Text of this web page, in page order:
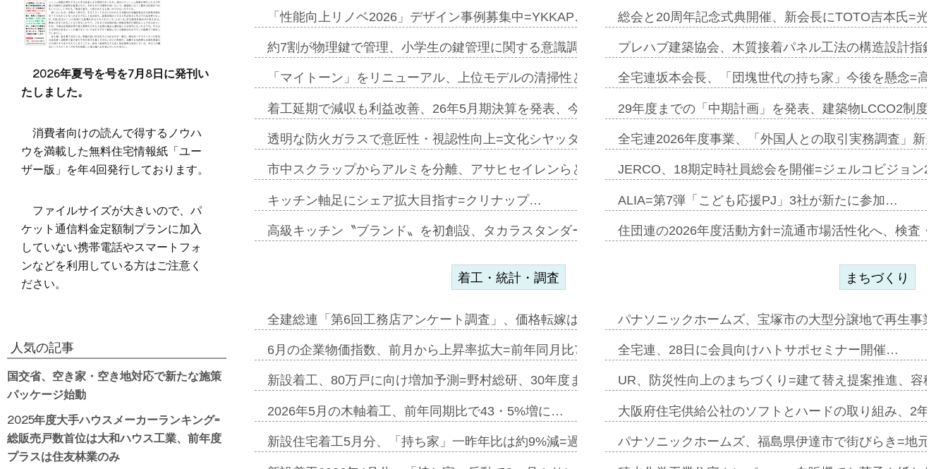
「性能向上リノベ2026」デザイン事例募集中=YKKAP…
約7割が物理鍵で管理、小学生の鍵管理に関する意識調査=Nature…
「マイトーン」をリニューアル、上位モデルの清掃性と安全性追加=リンナ…
着工延期で減収も利益改善、26年5月期決算を発表、今期は増収見込む=…
透明な防火ガラスで意匠性・視認性向上=文化シヤッター…
市中スクラップからアルミを分離、アサヒセイレンらと協働開発開始=三協…
キッチン軸足にシェア拡大目指す=クリナップ…
高級キッチン〝ブランド〟を初創設、タカラスタンダードが新築分譲M専用…
総会と20周年記念式典開催、新会長にTOTO吉本氏=光
プレハブ建築協会、木質接着パネル工法の構造設計指針
全宅連坂本会長、「団塊世代の持ち家」今後を懸念=高
29年度までの「中期計画」を発表、建築物LCCO2制度
全宅連2026年度事業、「外国人との取引実務調査」新規
JERCO、18期定時社員総会を開催=ジェルコビジョン
ALIA=第7弾「こども応援PJ」3社が新たに参加…
住団連の2026年度活動方針=流通市場活性化へ、検査・
着工・統計・調査
全建総連「第6回工務店アンケート調査」、価格転嫁は十分に進まず=「物…
6月の企業物価指数、前月から上昇率拡大=前年同月比7・1%上昇…
新設着工、80万戸に向け増加予測=野村総研、30年度まで〝揺り戻し〟…
2026年5月の木軸着工、前年同期比で43・5%増に…
新設住宅着工5月分、「持ち家」一昨年比は約9%減=過去10年で下から…
まちづくり
パナソニックホームズ、宝塚市の大型分譲地で再生事業
全宅連、28日に会員向けハトサポセミナー開催…
UR、防災性向上のまちづくり=建て替え提案推進、容積
大阪府住宅供給公社のソフトとハードの取り組み、2年
パナソニックホームズ、福島県伊達市で街びらき=地元
2026年夏号を号を7月8日に発刊い
たしました。
消費者向けの読んで得するノウハ
ウを満載した無料住宅情報紙「ユー
ザー版」を年4回発行しております。
ファイルサイズが大きいので、パ
ケット通信料金定額制プランに加入
していない携帯電話やスマートフォ
ンなどを利用している方はご注意く
ださい。
人気の記事
国交省、空き家・空き地対応で新たな施策
パッケージ始動
2025年度大手ハウスメーカーランキング=
総販売戸数首位は大和ハウス工業、前年度
プラスは住友林業のみ